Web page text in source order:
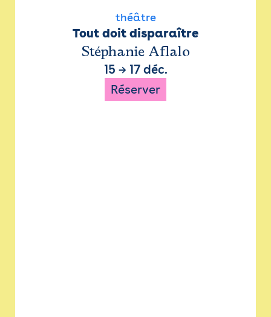
théâtre
Tout doit disparaître
Stéphanie Aflalo
15 → 17 déc.
Réserver